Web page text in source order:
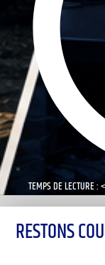
TEMPS DE LECTURE :
RESTONS